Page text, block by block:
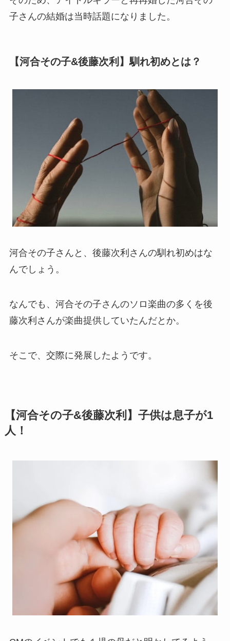
子さんの結婚は当時話題になりました。
【河合その子&後藤次利】馴れ初めとは？
河合その子さんと、後藤次利さんの馴れ初めはな
んでしょう。
なんでも、河合その子さんのソロ楽曲の多くを後
藤次利さんが楽曲提供していたんだとか。
そこで、交際に発展したようです。
【河合その子&後藤次利】子供は息子が1
人！